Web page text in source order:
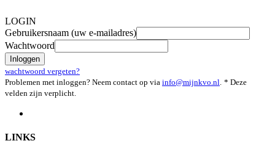
LOGIN
Gebruikersnaam (uw e-mailadres)
Wachtwoord
Inloggen
wachtwoord vergeten?
Problemen met inloggen? Neem contact op via info@mijnkvo.nl. * Deze
velden zijn verplicht.
LINKS